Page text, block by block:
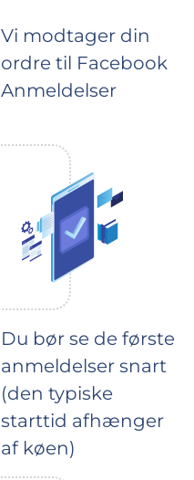
Vi modtager din
ordre til Facebook
Anmeldelser
Du bør se de første
anmeldelser snart
(den typiske
starttid afhænger
af køen)